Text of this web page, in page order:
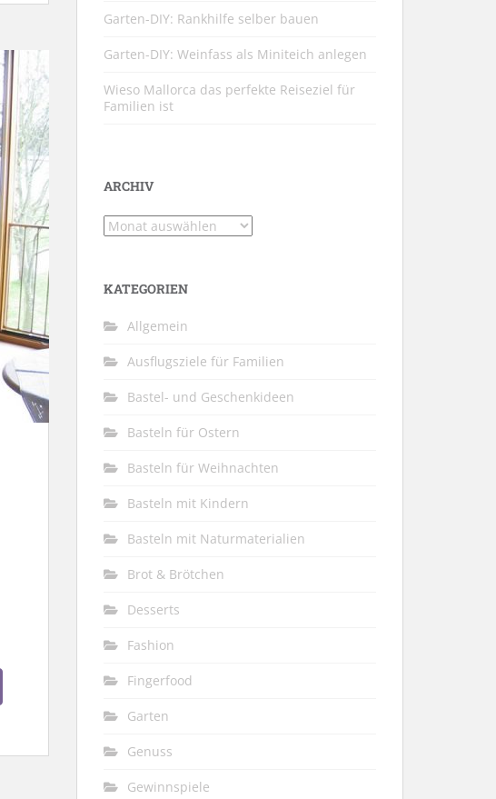
Garten-DIY: Rankhilfe selber bauen
Garten-DIY: Weinfass als Miniteich anlegen
Wieso Mallorca das perfekte Reiseziel für
Familien ist
ARCHIV
Archiv
KATEGORIEN
Allgemein
Ausflugsziele für Familien
Bastel- und Geschenkideen
Basteln für Ostern
Basteln für Weihnachten
Basteln mit Kindern
Basteln mit Naturmaterialien
Brot & Brötchen
Desserts
Fashion
Fingerfood
Garten
Genuss
Gewinnspiele